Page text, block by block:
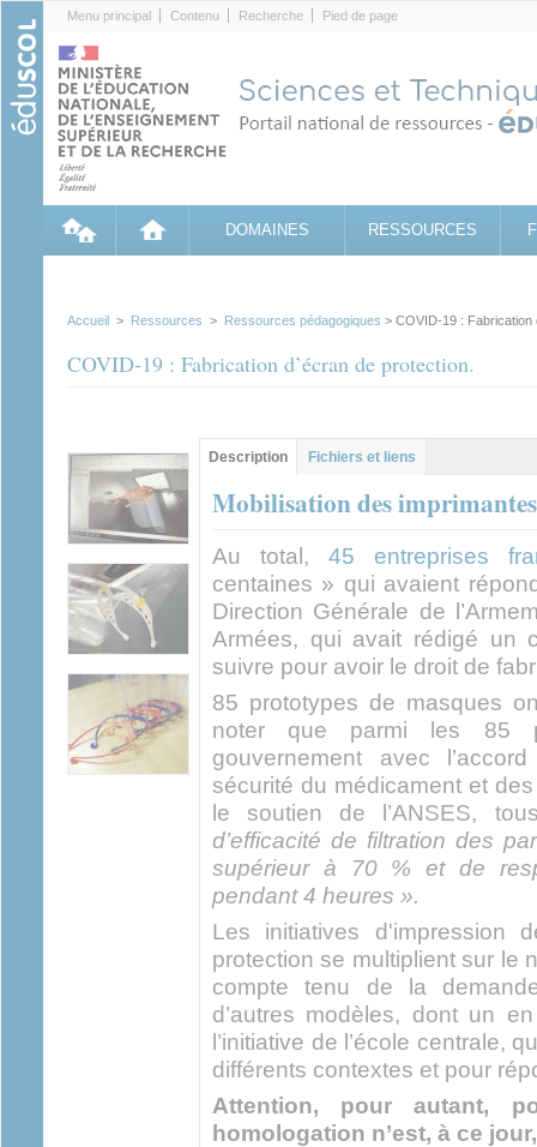
Menu principal Contenu Recherche Pied de page
DOMAINES RESSOURCES
Accueil > Ressources > Ressources pédagogiques > COVID-19 : Fabrication
COVID-19 : Fabrication d’écran de protection.
Contenu principal
Description (onglet
actif)
Fichiers et liens
Mobilisation des
Au total, 45 entreprises
centaines » qui avaient
Direction Générale de
Armées, qui avait rédigé un
suivre pour avoir le droit de
85 prototypes de masques
noter que parmi les 85
gouvernement avec
sécurité du médicament et
le soutien de l’ANSES,
d’efficacité de filtration des
supérieur à 70 % et de
pendant 4 heures ».
Les initiatives d'impression
protection se multiplient sur le
compte tenu de la
d’autres modèles, dont un
l’initiative de l’école centrale,
différents contextes et pour
Attention, pour autant,
homologation n’est, à ce